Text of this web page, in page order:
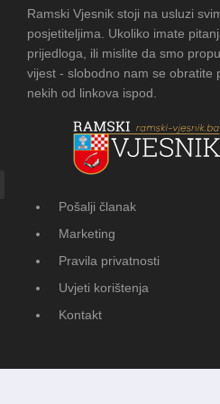
FOTOGALERIJA: Čuvanje običaja u
Ramski Vjesnik stoji na usluzi
posjetiteljima. Ukoliko imate
prijedloga, ili mislite da smo
vijest - slobodno nam se obratite
nekih od linkova ispod.
Pošalji članak
Marketing
Pravila privatnosti
Uvjeti korištenja
Kontakt